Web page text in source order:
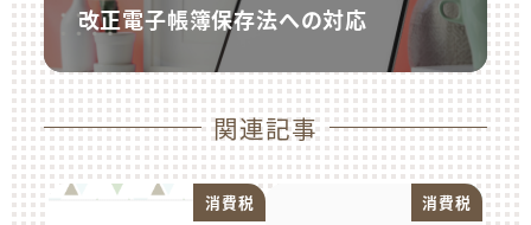
改正電子帳簿保存法への対応
関連記事
消費税 消費税